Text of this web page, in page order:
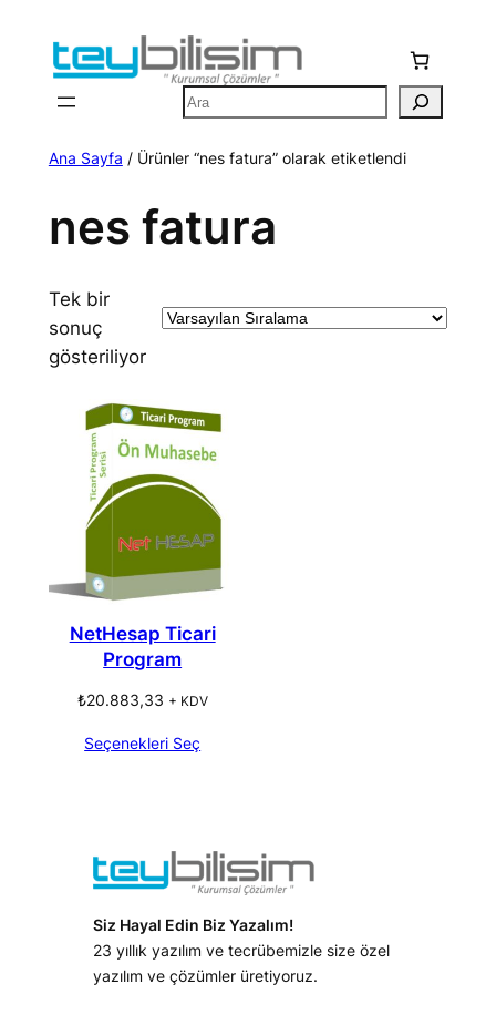
Ara
Ana Sayfa / Ürünler “nes fatura” olarak etiketlendi
nes fatura
Tek bir
sonuç
gösteriliyor
NetHesap Ticari
Program
₺20.883,33 + KDV
Seçenekleri Seç
Siz Hayal Edin Biz Yazalım!
23 yıllık yazılım ve tecrübemizle size özel
yazılım ve çözümler üretiyoruz.